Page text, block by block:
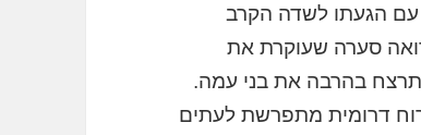
עם הגעתו לשדה הקרב
סערה שעוקרת את
בהרבה את בני עמה.
דרומית מתפרשת לעתים